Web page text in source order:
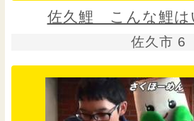
佐久鯉 こんな鯉は
佐久市 6